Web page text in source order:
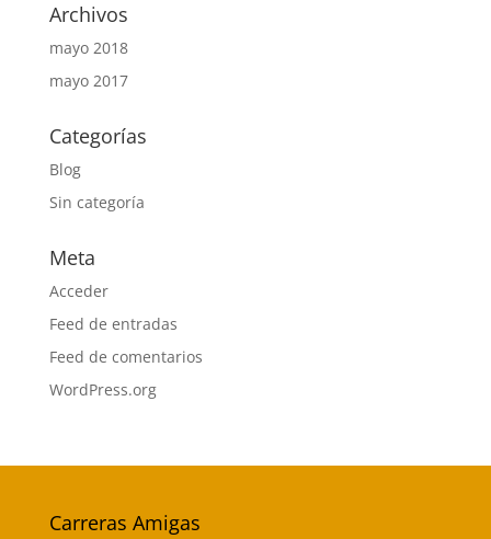
Archivos
mayo 2018
mayo 2017
Categorías
Blog
Sin categoría
Meta
Acceder
Feed de entradas
Feed de comentarios
WordPress.org
Carreras Amigas